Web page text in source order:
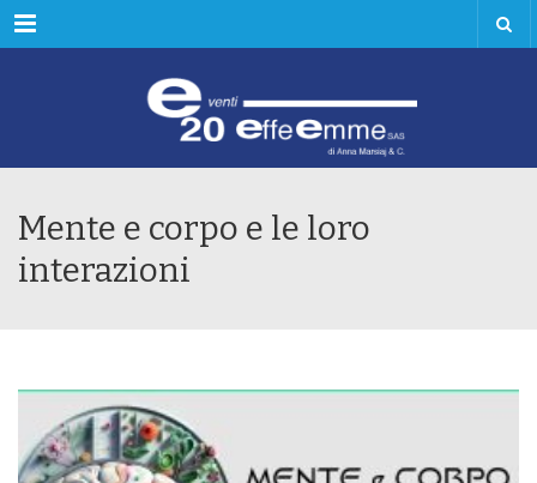
Menu
Mente e corpo e le loro
interazioni